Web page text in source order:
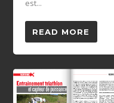
est...
READ MORE